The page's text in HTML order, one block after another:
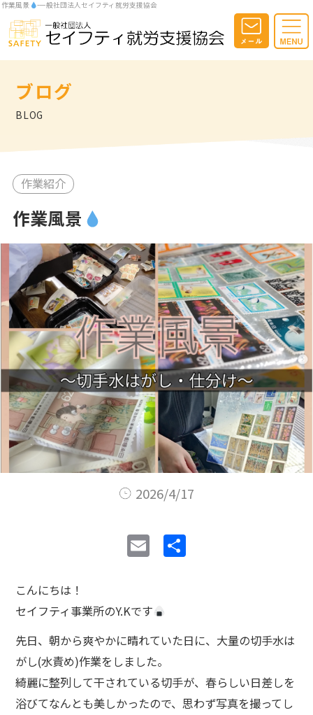
作業風景 -一般社団法人セイフティ就労支援協会
ブログ
BLOG
作業紹介
作業風景
2026/4/17
E
l
こんにちは！
セイフティ事業所のY.Kです
先日、朝から爽やかに晴れていた日に、大量の切手水は
がし(水責め)作業をしました。
綺麗に整列して干されている切手が、春らしい日差しを
浴びてなんとも美しかったので、思わず写真を撮ってし